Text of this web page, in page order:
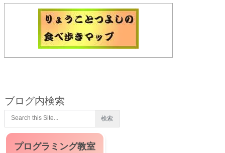
ブログ内検索
プログラミング教室